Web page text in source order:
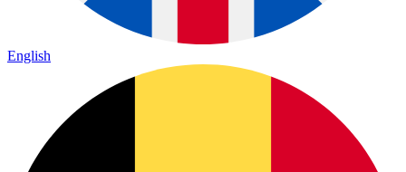
English